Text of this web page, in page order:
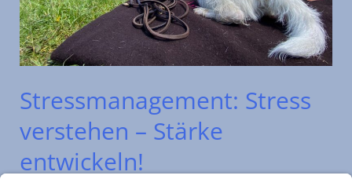
Stressmanagement: Stress
verstehen – Stärke
entwickeln!